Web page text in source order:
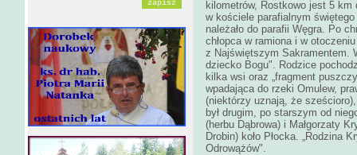
kilometrów, Rostkowo jest 5 km
w kościele parafialnym
należało do parafii Węgra. Po
chłopca w ramiona i w
z Najświętszym Sakramentem.
dziecko Bogu". Rodzice
kilka wsi oraz „fragment
wpadająca do rzeki Omulew,
(niektórzy uznają, że
był drugim, po starszym od
(herbu Dąbrowa) i Małgorzaty
Drobin) koło Płocka. „Rodzina
Odrowążów".